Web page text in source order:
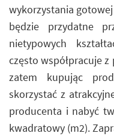
wykorzystania
będzie przydatne
nietypowych
często współpracuje
zatem kupując
skorzystać z
producenta i nabyć
kwadratowy (m2).